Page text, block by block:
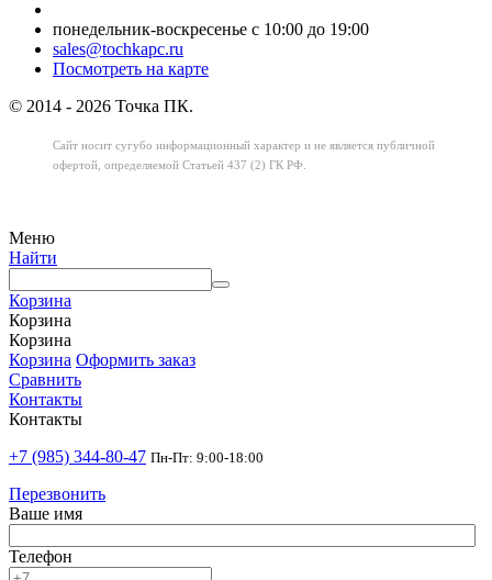
понедельник-воскресенье с 10:00 до 19:00
sales@tochkapc.ru
Посмотреть на карте
© 2014 - 2026 Точка ПК.
Сайт носит сугубо информационный характер и не является публичной
офертой, определяемой Статьей 437 (2) ГК РФ.
Меню
Найти
Корзина
Корзина
Корзина
Корзина Оформить заказ
Сравнить
Контакты
Контакты
+7 (985) 344-80-47 Пн-Пт: 9:00-18:00
Перезвонить
Ваше имя
Телефон